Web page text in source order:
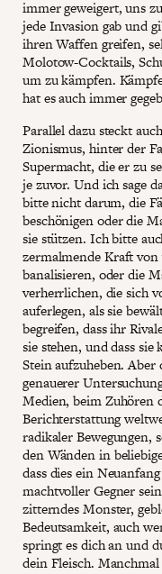
immer geweigert, uns
jede Invasion gab und
ihren Waffen greifen,
Molotow-Cocktails,
um zu kämpfen.
hat es auch immer
Parallel dazu steckt
Zionismus, hinter der
Supermacht, die er zu
je zuvor. Und ich sage
bitte nicht darum, die
beschönigen oder die
sie stützen. Ich bitte
zermalmende Kraft
banalisieren, oder die
verherrlichen, die sich
auferlegen, als sie
begreifen, dass ihr
sie stehen, und dass
Stein aufzuheben. Aber
genauerer
Medien, beim Zuhören
Berichterstattung
radikaler Bewegungen,
den Wänden in
dass dies ein
machtvoller Gegner
zitterndes Monster,
Bedeutsamkeit, auch
springt es dich an und
dein Fleisch.